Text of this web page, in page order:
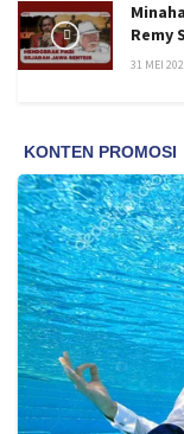
Remy
31 MEI